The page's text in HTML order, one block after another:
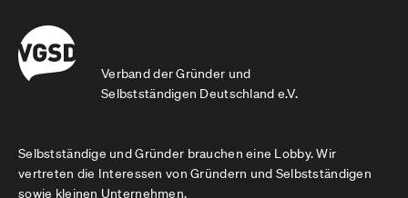
Verband der Gründer und
Selbstständigen Deutschland e.V.
Selbstständige und Gründer brauchen eine Lobby. Wir
vertreten die Interessen von Gründern und Selbstständigen
sowie kleinen Unternehmen.